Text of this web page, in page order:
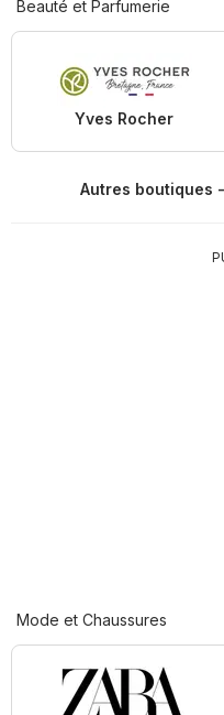
Beauté et Parfumerie
Yves Rocher
Autres boutiques
Mode et Chaussures